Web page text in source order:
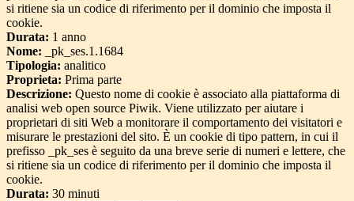
si ritiene sia un codice di riferimento per il dominio che imposta il
cookie.
Durata: 1 anno
Nome: _pk_ses.1.1684
Tipologia: analitico
Proprieta: Prima parte
Descrizione: Questo nome di cookie è associato alla piattaforma di
analisi web open source Piwik. Viene utilizzato per aiutare i
proprietari di siti Web a monitorare il comportamento dei visitatori e
misurare le prestazioni del sito. È un cookie di tipo pattern, in cui il
prefisso _pk_ses è seguito da una breve serie di numeri e lettere, che
si ritiene sia un codice di riferimento per il dominio che imposta il
cookie.
Durata: 30 minuti